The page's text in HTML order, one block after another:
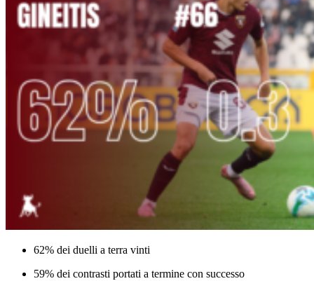
62% dei duelli a terra vinti
59% dei contrasti portati a termine con successo